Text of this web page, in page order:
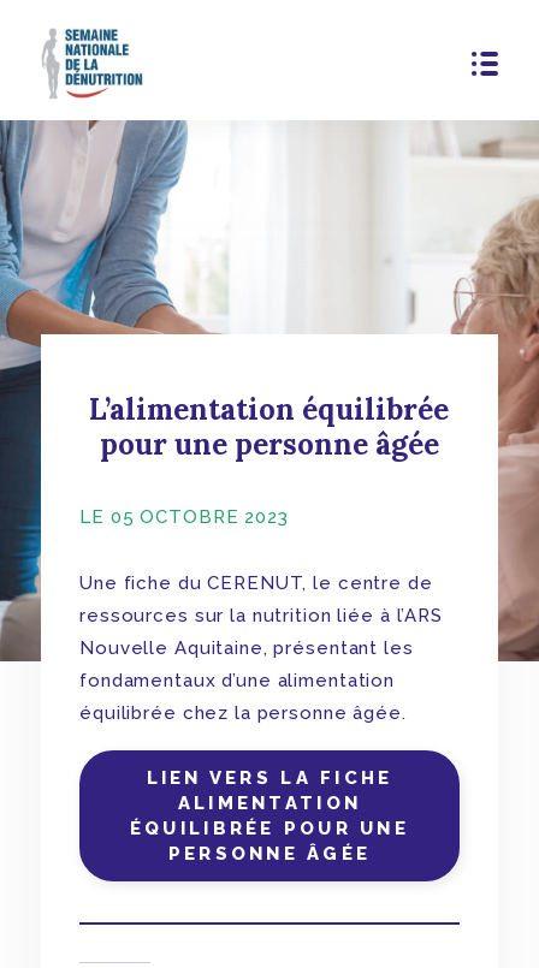
L’alimentation équilibrée
pour une personne âgée
LE 05 OCTOBRE 2023
Une fiche du CERENUT, le centre de
ressources sur la nutrition liée à l’ARS
Nouvelle Aquitaine, présentant les
fondamentaux d’une alimentation
équilibrée chez la personne âgée.
LIEN VERS LA FICHE
ALIMENTATION
ÉQUILIBRÉE POUR UNE
PERSONNE ÂGÉE